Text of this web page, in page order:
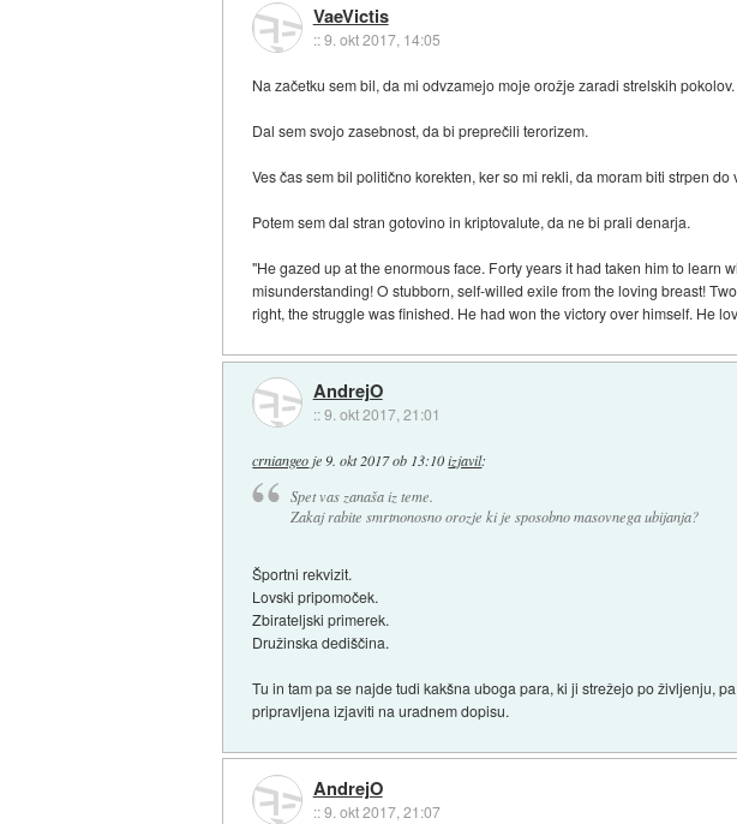
VaeVictis
::9. okt 2017, 14:05
Na začetku sem bil, da mi odvzamejo moje orožje zaradi strelskih pokolov.
Dal sem svojo zasebnost, da bi preprečili terorizem.
Ves čas sem bil politično korekten, ker so mi rekli, da moram biti strpen do
Potem sem dal stran gotovino in kriptovalute, da ne bi prali denarja.
"He gazed up at the enormous face. Forty years it had taken him to
misunderstanding! O stubborn, self-willed exile from the loving breast!
right, the struggle was finished. He had won the victory over himself. He
AndrejO
::9. okt 2017, 21:01
crniangeo je 9. okt 2017 ob 13:10 izjavil:
Spet vas zanaša iz teme.
Zakaj rabite smrtnonosno orozje ki je sposobno masovnega ubijanja?
Športni rekvizit.
Lovski pripomoček.
Zbirateljski primerek.
Družinska dediščina.
Tu in tam pa se najde tudi kakšna uboga para, ki ji strežejo po življenju,
pripravljena izjaviti na uradnem dopisu.
AndrejO
::9. okt 2017, 21:07